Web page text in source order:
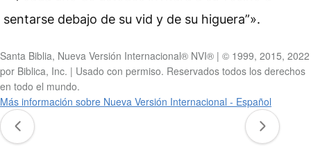
sentarse debajo de su vid y de su higuera”».
Santa Biblia, Nueva Versión Internacional® NVI® | © 1999, 2015, 2022
por Biblica, Inc. | Usado con permiso. Reservados todos los derechos
en todo el mundo.
Más información sobre Nueva Versión Internacional - Español